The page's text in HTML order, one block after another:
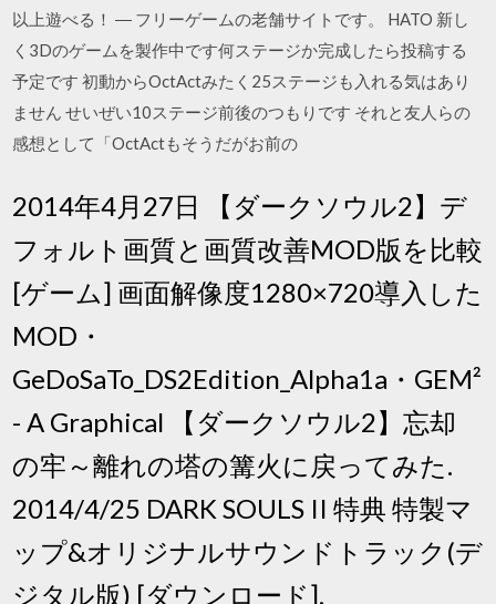
以上遊べる！ ― フリーゲームの老舗サイトです。 HATO 新し
く3Dのゲームを製作中です何ステージか完成したら投稿する
予定です 初動からOctActみたく25ステージも入れる気はあり
ません せいぜい10ステージ前後のつもりです それと友人らの
感想として「OctActもそうだがお前の
2014年4月27日 【ダークソウル2】デ
フォルト画質と画質改善MOD版を比較
[ゲーム] 画面解像度1280×720導入した
MOD・
GeDoSaTo_DS2Edition_Alpha1a・GEM²
- A Graphical 【ダークソウル2】忘却
の牢～離れの塔の篝火に戻ってみた.
2014/4/25 DARK SOULS II 特典 特製マ
ップ&オリジナルサウンドトラック(デ
ジタル版) [ダウンロード].